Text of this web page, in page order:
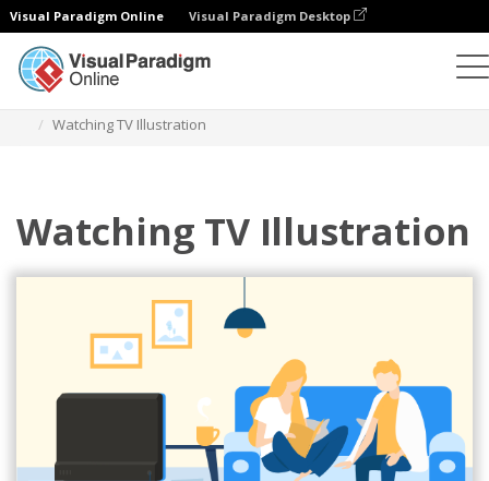
Visual Paradigm Online Visual Paradigm Desktop
Watching TV Illustration
Watching TV Illustration